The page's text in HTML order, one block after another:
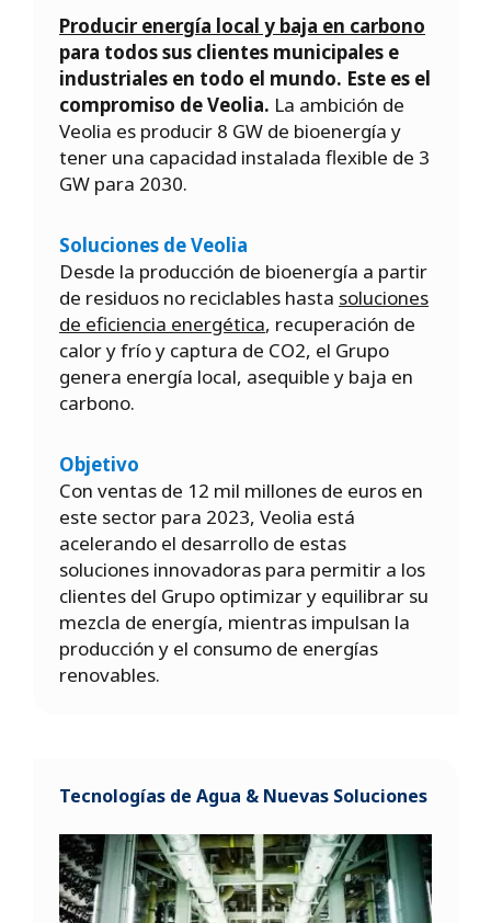
Producir energía local y baja en carbono
para todos sus clientes municipales e
industriales en todo el mundo. Este es el
compromiso de Veolia. La ambición de
Veolia es producir 8 GW de bioenergía y
tener una capacidad instalada flexible de 3
GW para 2030.
Soluciones de Veolia
Desde la producción de bioenergía a partir
de residuos no reciclables hasta soluciones
de eficiencia energética, recuperación de
calor y frío y captura de CO2, el Grupo
genera energía local, asequible y baja en
carbono.
Objetivo
Con ventas de 12 mil millones de euros en
este sector para 2023, Veolia está
acelerando el desarrollo de estas
soluciones innovadoras para permitir a los
clientes del Grupo optimizar y equilibrar su
mezcla de energía, mientras impulsan la
producción y el consumo de energías
renovables.
Tecnologías de Agua & Nuevas Soluciones